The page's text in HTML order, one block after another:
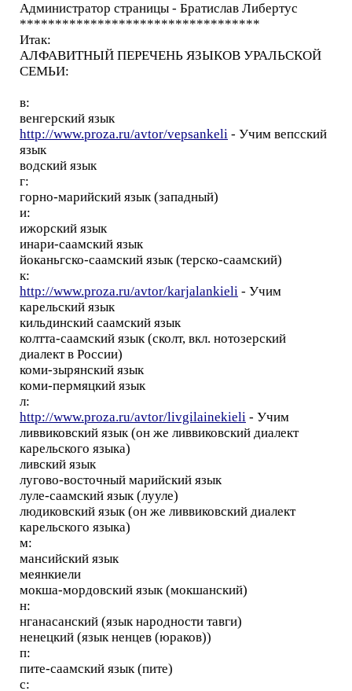
Администратор страницы - Братислав Либертус
**********************************
Итак:
АЛФАВИТНЫЙ ПЕРЕЧЕНЬ ЯЗЫКОВ УРАЛЬСКОЙ
СЕМЬИ:
в:
венгерский язык
http://www.proza.ru/avtor/vepsankeli - Учим вепсский
язык
водский язык
г:
горно-марийский язык (западный)
и:
ижорский язык
инари-саамский язык
йоканьгско-саамский язык (терско-саамский)
к:
http://www.proza.ru/avtor/karjalankieli - Учим
карельский язык
кильдинский саамский язык
колтта-саамский язык (сколт, вкл. нотозерский
диалект в России)
коми-зырянский язык
коми-пермяцкий язык
л:
http://www.proza.ru/avtor/livgilainekieli - Учим
ливвиковский язык (он же ливвиковский диалект
карельского языка)
ливский язык
лугово-восточный марийский язык
луле-саамский язык (лууле)
людиковский язык (он же ливвиковский диалект
карельского языка)
м:
мансийский язык
меянкиели
мокша-мордовский язык (мокшанский)
н:
нганасанский (язык народности тавги)
ненецкий (язык ненцев (юраков))
п:
пите-саамский язык (пите)
с: